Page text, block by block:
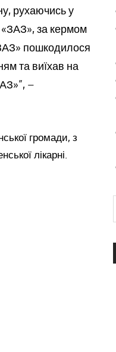
рухаючись у
«ЗАЗ», за кермом
пошкодилося
та виїхав на
–
громади, з
лікарні.